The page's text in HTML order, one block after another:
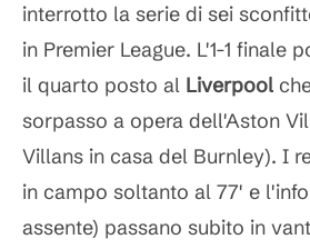
interrotto la serie di sei
in Premier League. L'1-1 finale
il quarto posto al Liverpool
sorpasso a opera dell'Aston
Villans in casa del Burnley). I
in campo soltanto al 77' e
assente) passano subito in